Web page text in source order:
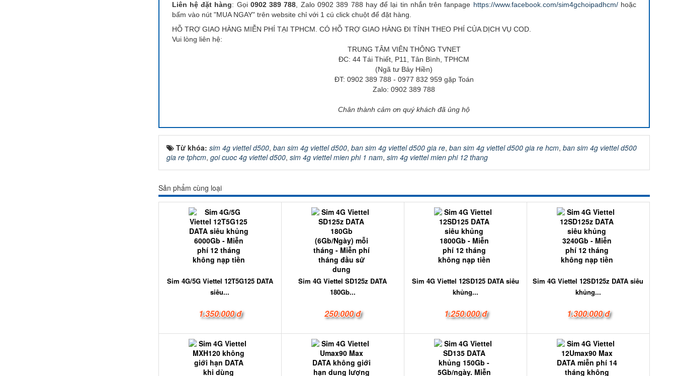
Liên hệ đặt hàng: Gọi 0902 389 788 , Zalo 0902 389 788 hay để lại tin nhắn trên fanpage https://www.facebook.com/sim4gchoipadhcm/hoặc
bấm vào nút "MUA NGAY" trên website chỉ với 1 cú click chuột để đặt hàng.
HỖ TRỢ GIAO HÀNG MIỄN PHÍ TẠI TPHCM. CÓ HỖ TRỢ GIAO HÀNG ĐI TỈNH THEO PHÍ CỦA DỊCH VỤ COD.
Vui lòng liên hệ:
TRUNG TÂM VIÊN THÔNG TVNET
ĐC: 44 Tái Thiết, P11, Tân Bình, TPHCM
(Ngã tư Bảy Hiền)
ĐT: 0902 389 788 - 0977 832 959 gặp Toán
Zalo: 0902 389 788
Chân thành cảm ơn quý khách đã ủng hộ
Từ khóa: sim 4g viettel d500, ban sim 4g viettel d500, ban sim 4g viettel d500 gia re, ban sim 4g viettel d500 gia re hcm, ban sim 4g viettel d500
gia re tphcm, goi cuoc 4g viettel d500, sim 4g viettel mien phi 1 nam, sim 4g viettel mien phi 12 thang
Sản phẩm cùng loại
Sim 4G/5G Viettel 12T5G125 DATA
siêu...
1.350.000 đ
Sim 4G Viettel SD125z DATA
180Gb...
250.000 đ
Sim 4G Viettel 12SD125 DATA siêu
khủng...
1.250.000 đ
Sim 4G Viettel 12SD125z DATA siêu
khủng...
1.300.000 đ